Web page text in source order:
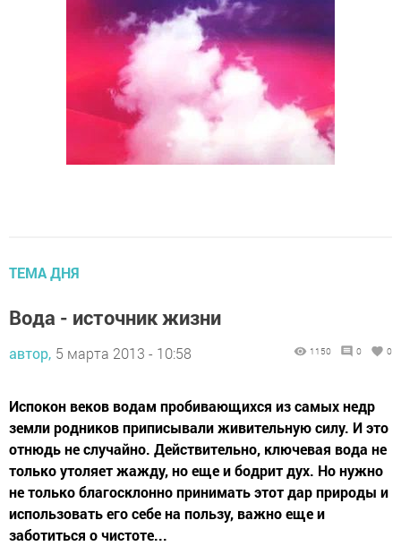
ТЕМА ДНЯ
Вода - источник жизни
автор, 5 марта 2013 - 10:58 1150 0 0
Испокон веков водам пробивающихся из самых недр
земли родников приписывали живительную силу. И это
отнюдь не случайно. Действительно, ключевая вода не
только утоляет жажду, но еще и бодрит дух. Но нужно
не только благосклонно принимать этот дар природы и
использовать его себе на пользу, важно еще и
заботиться о чистоте...